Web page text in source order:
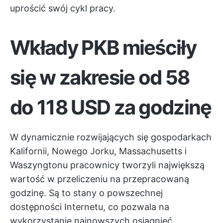
uprościć swój cykl pracy.
Wkłady PKB mieściły
się w zakresie od 58
do 118 USD za godzinę
W dynamicznie rozwijających się gospodarkach
Kalifornii, Nowego Jorku, Massachusetts i
Waszyngtonu pracownicy tworzyli największą
wartość w przeliczeniu na przepracowaną
godzinę. Są to stany o powszechnej
dostępności Internetu, co pozwala na
wykorzystanie najnowszych osiągnięć